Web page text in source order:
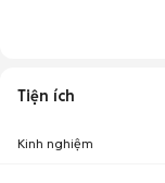
Tiện ích
Kinh nghiệm